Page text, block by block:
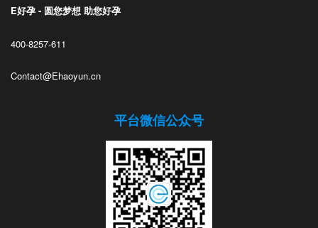
E好孕 - 圆您梦想 助您好孕
400-8257-611
Contact@Ehaoyun.cn
平台微信公众号